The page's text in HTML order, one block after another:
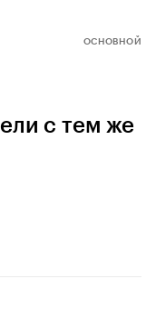
ОСНОВНОЙ
с тем же